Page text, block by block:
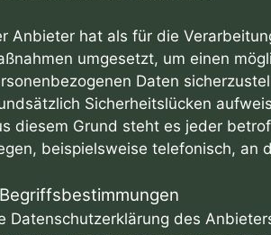
Anbieter hat als für die
umgesetzt, um einen
Daten
Sicherheitslücken
diesem Grund steht es jeder
beispielsweise telefonisch, an
Datenschutzerklärung des